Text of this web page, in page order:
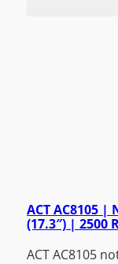
ACT AC8105
(17.3″) | 2500
ACT AC8105